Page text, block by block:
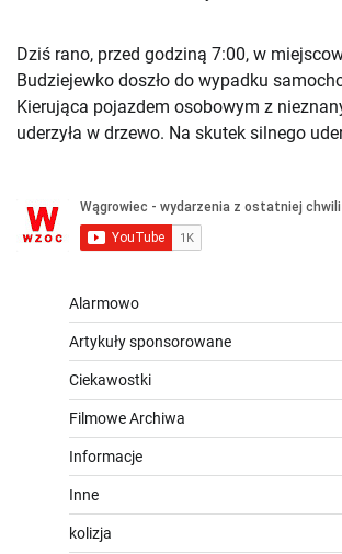
Dziś rano, przed godziną 7:00, w
Budziejewko doszło do wypadku
Kierująca pojazdem osobowym z
uderzyła w drzewo. Na skutek silnego
Alarmowo
Artykuły sponsorowane
Ciekawostki
Filmowe Archiwa
Informacje
Inne
kolizja